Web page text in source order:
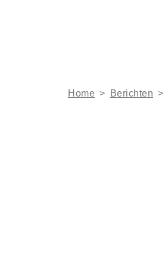
Home > Berichten >